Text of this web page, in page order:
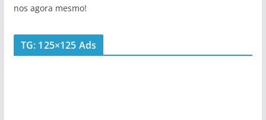
nos agora mesmo!
TG: 125×125 Ads